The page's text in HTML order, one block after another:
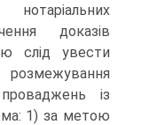
доказів
слід увести
проваджень із
1) за метою